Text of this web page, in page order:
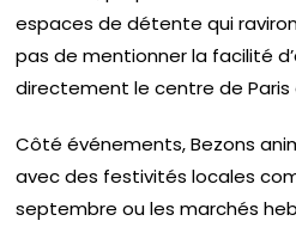
espaces de détente qui
pas de mentionner la facilité
directement le centre de Paris
Côté événements, Bezons
avec des festivités locales
septembre ou les marchés